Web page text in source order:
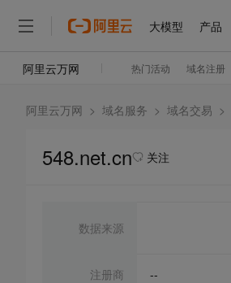
阿里云万网 > 域名服务 > 域名交易 >
548.net.cn 关注
数据来源
注册商 --